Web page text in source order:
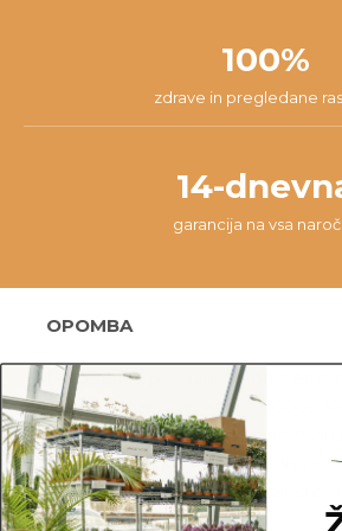
100%
zdrave in pregledane
14-
garancija na vsa
OPOMBA
Fotografije prikazujejo primer
dejanske rastline, ki jo naročite.
rastlina unikatna, so možne
prikazano in kupljeno rastlino so
razlike v velikosti, variegaciji,
cvetov, itd …